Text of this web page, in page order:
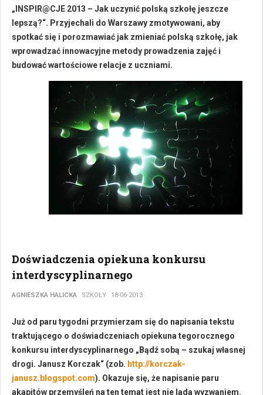
„INSPIR@CJE 2013 – Jak uczynić polską szkołę jeszcze
lepszą?“. Przyjechali do Warszawy zmotywowani, aby
spotkać się i porozmawiać jak zmieniać polską szkołę, jak
wprowadzać innowacyjne metody prowadzenia zajęć i
budować wartościowe relacje z uczniami.
Doświadczenia opiekuna konkursu
interdyscyplinarnego
AGNIESZKA HALICKA SZKOŁY 18-06-2013
Już od paru tygodni przymierzam się do napisania tekstu
traktującego o doświadczeniach opiekuna tegorocznego
konkursu interdyscyplinarnego „Bądź sobą – szukaj własnej
drogi. Janusz Korczak“ (zob. http://korczak-
janusz.blogspot.com). Okazuje się, że napisanie paru
akapitów przemyśleń na ten temat jest nie lada wyzwaniem.